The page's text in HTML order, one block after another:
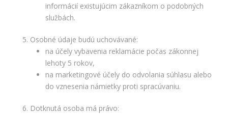
informácií existujúcim zákazníkom o podobných
službách.
Osobné údaje budú uchovávané:
na účely vybavenia reklamácie počas zákonnej
lehoty 5 rokov,
na marketingové účely do odvolania súhlasu alebo
do vznesenia námietky proti spracúvaniu.
Dotknutá osoba má právo: